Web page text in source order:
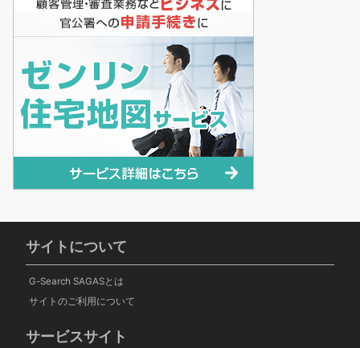
サイトについて
G-Search SAGASとは
サイトのご利用について
サービスサイト